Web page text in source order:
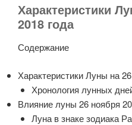
Характеристики
2018 года
Содержание
Характеристики Луны на
Хронология лунных
Влияние луны 26 ноября
Луна в знаке зодиака